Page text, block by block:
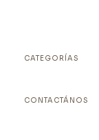
CATEGORÍAS
CONTACTÁNOS